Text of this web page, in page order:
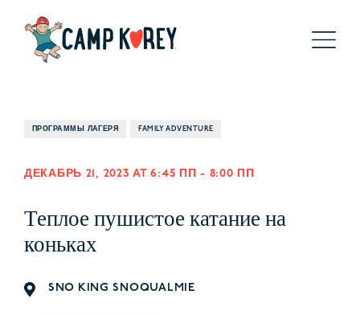
ПРОГРАММЫ ЛАГЕРЯ FAMILY ADVENTURE
ДЕКАБРЬ 21, 2023 AT 6:45 ПП - 8:00 ПП
Теплое пушистое катание на
коньках
SNO KING SNOQUALMIE